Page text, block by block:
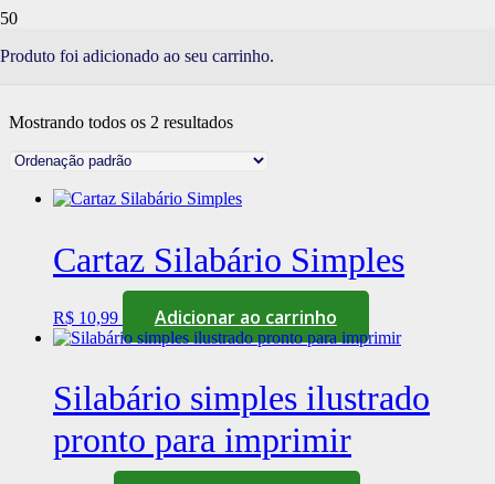
Produto foi adicionado ao seu carrinho.
CARTAZES
Mostrando todos os 2 resultados
Cartaz Silabário Simples
R$ 10,99 Adicionar ao carrinho
Silabário simples ilustrado
pronto para imprimir